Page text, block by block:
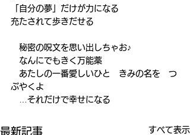
「自分の夢」だけが力になる
充たされて歩きだせる
秘密の呪文を思い出しちゃお♪
なんにでもきく万能薬
あたしの一番愛しいひと　きみの名を　つ
ぶやくよ
…それだけで幸せになる
最新記事 すべて表示